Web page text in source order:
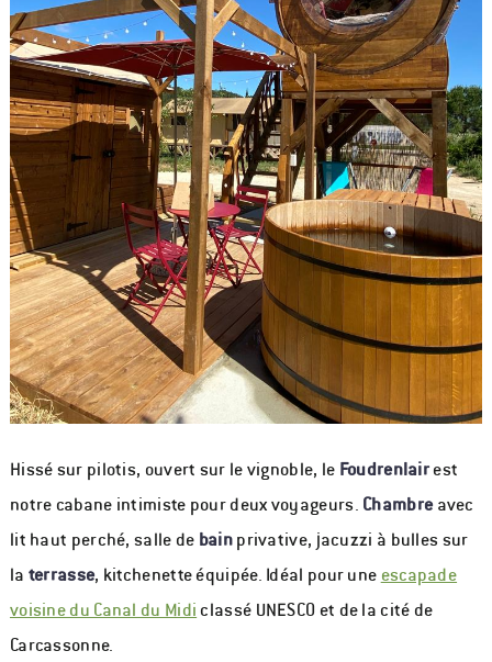
Hissé sur pilotis, ouvert sur le vignoble, le Foudrenlairest
notre cabane intimiste pour deux voyageurs. Chambreavec
lit haut perché, salle de bainprivative, jacuzzi à bulles sur
la terrasse, kitchenette équipée. Idéal pour une escapade
voisine du Canal du Midiclassé UNESCO et de la cité de
Carcassonne.